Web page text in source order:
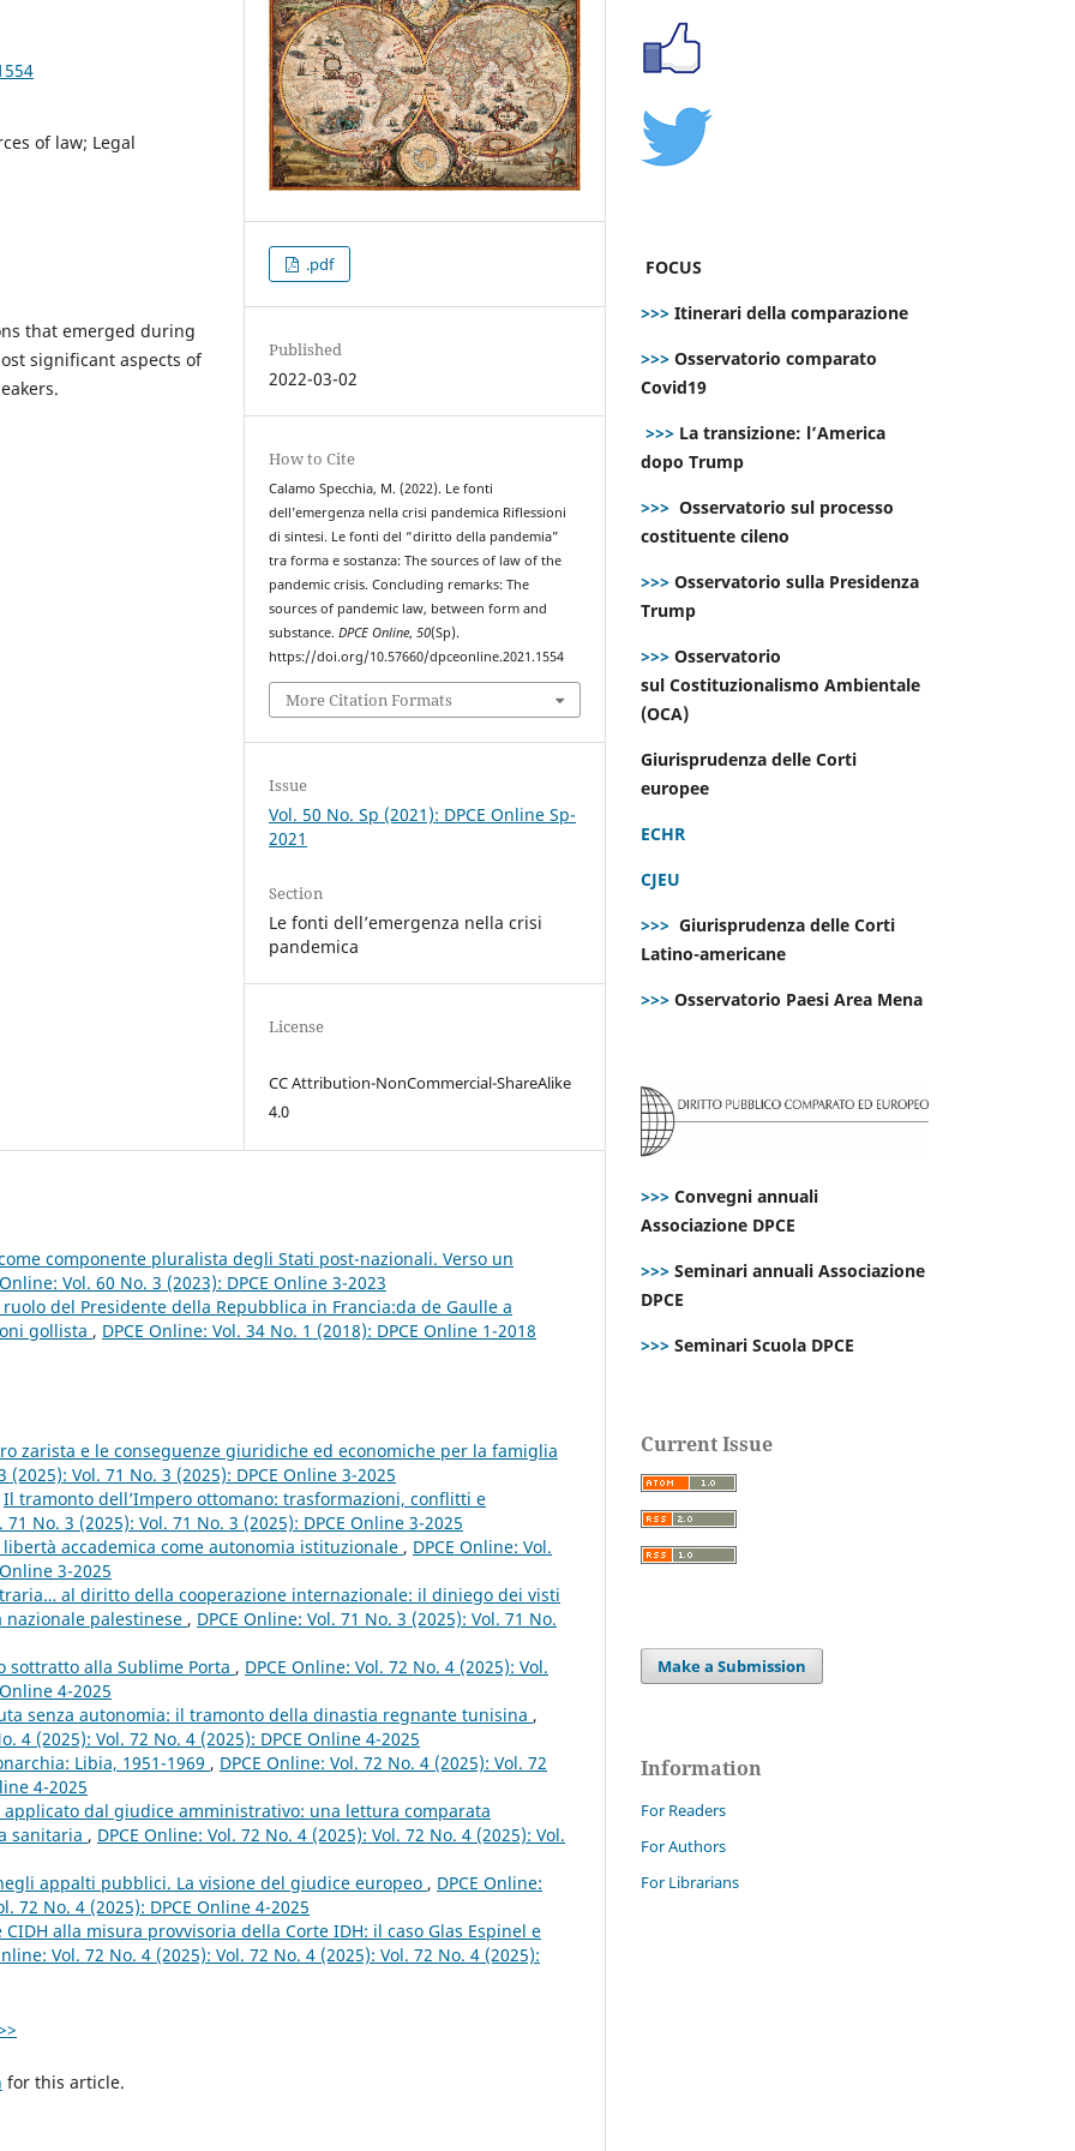
of law; Legal
that emerged during
significant aspects of
.pdf
Published
2022-03-02
How to Cite
Calamo Specchia, M. (2022). Le fonti
dell’emergenza nella crisi pandemica Riflessioni
di sintesi. Le fonti del “diritto della pandemia”
tra forma e sostanza: The sources of law of the
pandemic crisis. Concluding remarks: The
sources of pandemic law, between form and
substance.DPCE Online,50(Sp).
https://doi.org/10.57660/dpceonline.2021.1554
More Citation Formats
Issue
Vol. 50 No. Sp (2021): DPCE Online Sp-
2021
Section
Le fonti dell’emergenza nella crisi
pandemica
License
CC Attribution-NonCommercial-ShareAlike
4.0
componente pluralista degli Stati post-nazionali. Verso un
Vol. 60 No. 3 (2023): DPCE Online 3-2023
del Presidente della Repubblica in Francia:da de Gaulle a
gollista , DPCE Online: Vol. 34 No. 1 (2018): DPCE Online 1-2018
zarista e le conseguenze giuridiche ed economiche per la famiglia
(2025): Vol. 71 No. 3 (2025): DPCE Online 3-2025
Il tramonto dell’Impero ottomano: trasformazioni, conflitti e
71 No. 3 (2025): Vol. 71 No. 3 (2025): DPCE Online 3-2025
accademica come autonomia istituzionale , DPCE Online: Vol.
3-2025
al diritto della cooperazione internazionale: il diniego dei visti
palestinese , DPCE Online: Vol. 71 No. 3 (2025): Vol. 71 No.
sottratto alla Sublime Porta , DPCE Online: Vol. 72 No. 4 (2025): Vol.
4-2025
senza autonomia: il tramonto della dinastia regnante tunisina ,
4 (2025): Vol. 72 No. 4 (2025): DPCE Online 4-2025
Libia, 1951-1969 , DPCE Online: Vol. 72 No. 4 (2025): Vol. 72
4-2025
dal giudice amministrativo: una lettura comparata
sanitaria , DPCE Online: Vol. 72 No. 4 (2025): Vol. 72 No. 4 (2025): Vol.
appalti pubblici. La visione del giudice europeo , DPCE Online:
72 No. 4 (2025): DPCE Online 4-2025
alla misura provvisoria della Corte IDH: il caso Glas Espinel e
Vol. 72 No. 4 (2025): Vol. 72 No. 4 (2025): Vol. 72 No. 4 (2025):
for this article.
FOCUS
>>> Itinerari della comparazione
>>> Osservatorio comparato
Covid19
>>> La transizione: l’America
dopo Trump
>>> Osservatorio sul processo
costituente cileno
>>> Osservatorio sulla Presidenza
Trump
>>> Osservatorio
sul Costituzionalismo Ambientale
(OCA)
Giurisprudenza delle Corti
europee
ECHR
CJEU
>>> Giurisprudenza delle Corti
Latino-americane
>>> Osservatorio Paesi Area Mena
>>> Convegni annuali
Associazione DPCE
>>> Seminari annuali Associazione
DPCE
>>> Seminari Scuola DPCE
Current Issue
Make a Submission
Information
For Readers
For Authors
For Librarians